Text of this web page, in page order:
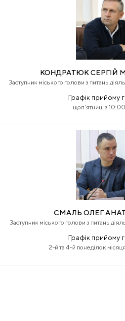
КОНДРАТЮК СЕРГІЙ
Заступник міського голови з питань
Графік прийому
щоп'ятниці з
СМАЛЬ ОЛЕГ
Заступник міського голови з питань
Графік прийому
2-й та 4-й понеділок